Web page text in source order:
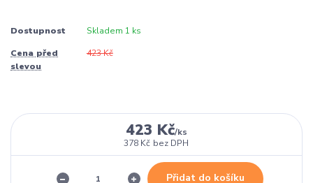
Dostupnost Skladem 1 ks
Cena před
slevou
423 Kč
423 Kč/ks
378 Kč bez DPH
Přidat do košíku